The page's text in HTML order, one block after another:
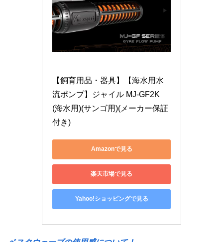
【飼育用品・器具】【海水用水
流ポンプ】ジャイル MJ-GF2K
(海水用)(サンゴ用)(メーカー保証
付き)
Amazonで見る
楽天市場で見る
Yahoo!ショッピングで見る